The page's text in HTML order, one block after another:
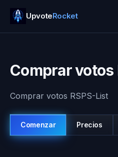
UpvoteRocket
Comprar votos
Comprar votos RSPS-List
Comenzar Precios